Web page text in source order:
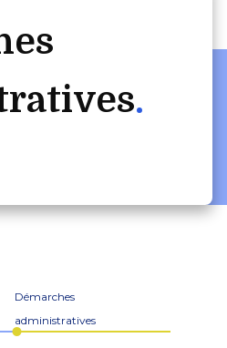
Démarches
administratives